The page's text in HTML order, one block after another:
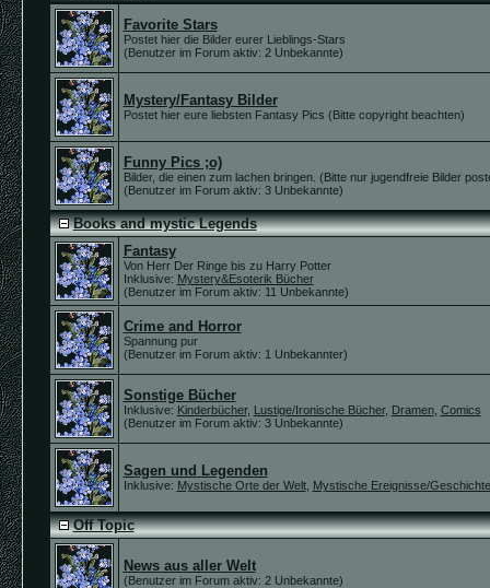
Favorite Stars
Postet hier die Bilder eurer Lieblings-Stars
(Benutzer im Forum aktiv: 2 Unbekannte)
Mystery/Fantasy Bilder
Postet hier eure liebsten Fantasy Pics (Bitte copyright beachten)
Funny Pics ;o)
Bilder, die einen zum lachen bringen. (Bitte nur jugendfreie Bilder
(Benutzer im Forum aktiv: 3 Unbekannte)
Books and mystic Legends
Fantasy
Von Herr Der Ringe bis zu Harry Potter
Inklusive: Mystery&Esoterik Bücher
(Benutzer im Forum aktiv: 11 Unbekannte)
Crime and Horror
Spannung pur
(Benutzer im Forum aktiv: 1 Unbekannter)
Sonstige Bücher
Inklusive: Kinderbücher, Lustige/Ironische Bücher, Dramen, Comics
(Benutzer im Forum aktiv: 3 Unbekannte)
Sagen und Legenden
Inklusive: Mystische Orte der Welt, Mystische Ereignisse/
Off Topic
News aus aller Welt
(Benutzer im Forum aktiv: 2 Unbekannte)